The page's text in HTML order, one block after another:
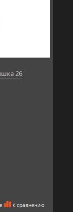
26
К сравнению